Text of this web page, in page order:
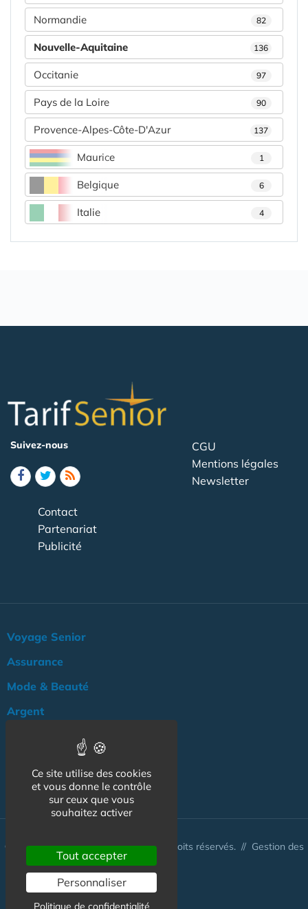
Normandie 82
Nouvelle-Aquitaine 136
Occitanie 97
Pays de la Loire 90
Provence-Alpes-Côte-D'Azur 137
Maurice 1
Belgique 6
Italie 4
Suivez-nous
CGU
Mentions légales
Newsletter
Contact
Partenariat
Publicité
Voyage Senior
Assurance
Mode & Beauté
Argent
Loisir & Culture
NOS AUTRES SITES :
© www.tarif-senior.com 2026 - Tous droits réservés. // Gestion des
Ce site utilise des cookies
et vous donne le contrôle
sur ceux que vous
souhaitez activer
Tout accepter
Personnaliser
Politique de confidentialité